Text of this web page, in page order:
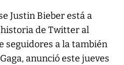
Justin Bieber está a
de Twitter al
seguidores a la también
anunció este jueves